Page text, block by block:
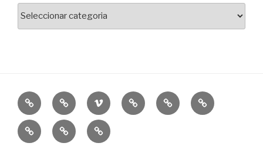
BIO CINEMAVIMEO WORKSHOPSFESTIVAIS
DE
CINE
OFICINA
IMPERFEITA
NEWS CONTACT